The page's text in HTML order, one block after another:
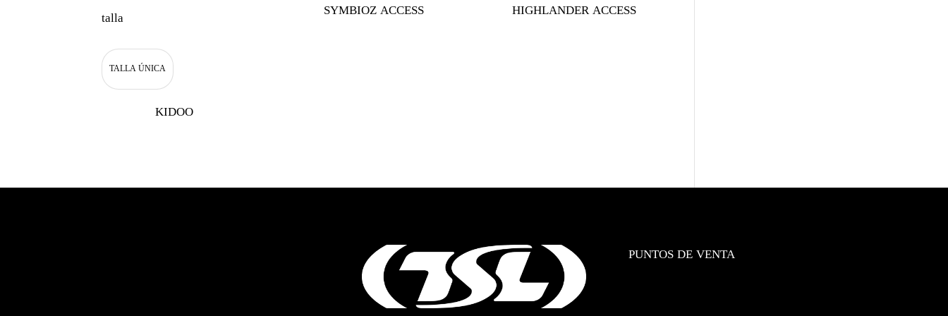
talla
TALLA ÚNICA
KIDOO
SYMBIOZ ACCESS HIGHLANDER ACCESS
PUNTOS DE VENTA